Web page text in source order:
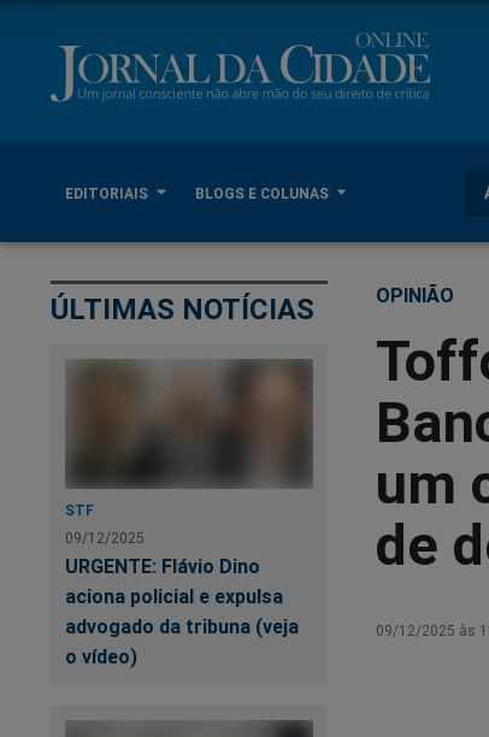
EDITORIAIS BLOGS E COLUNAS
ÚLTIMAS NOTÍCIAS
STF
09/12/2025
URGENTE: Flávio Dino
aciona policial e expulsa
advogado da tribuna (veja
o vídeo)
OPINIÃO
um
de
09/12/2025 às